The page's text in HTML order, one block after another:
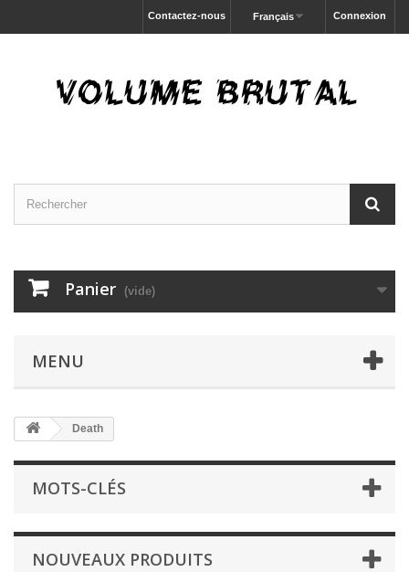
Connexion
Français
Contactez-nous
Panier (vide)
MENU
Death
MOTS-CLÉS
NOUVEAUX PRODUITS